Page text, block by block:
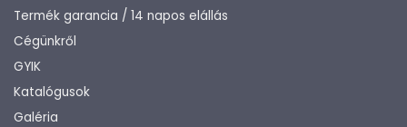
Termék garancia / 14 napos elállás
Cégünkről
GYIK
Katalógusok
Galéria